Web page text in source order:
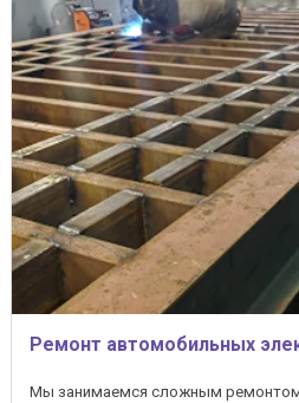
Ремонт автомобильных
Мы занимаемся сложным